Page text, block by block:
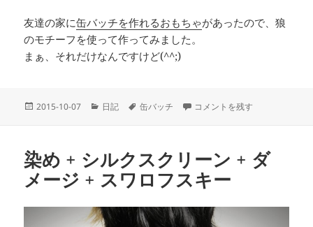
友達の家に缶バッチを作れるおもちゃがあったので、狼
のモチーフを使って作ってみました。
まぁ、それだけなんですけど(^^;)
投
2015-10-07
カ
ー
日記
タ
缶バッチ 缶バッチ作成 に
コメントを残す
染め + シルクスクリーン + ダ
メージ + スワロフスキー